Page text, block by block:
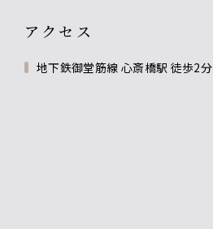
アクセス
地下鉄御堂筋線 心斎橋駅 徒歩2分